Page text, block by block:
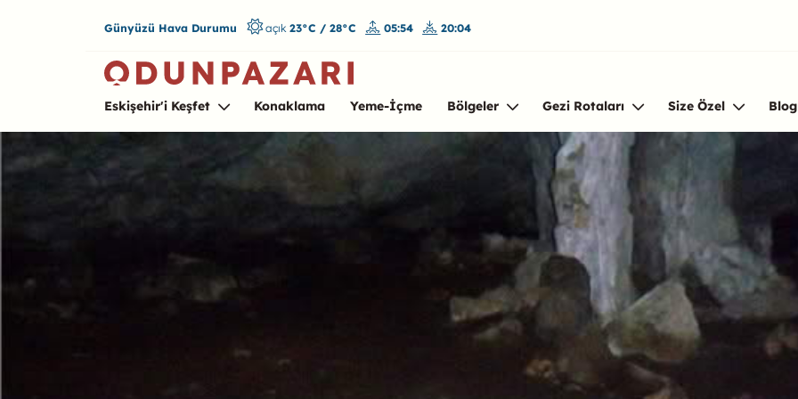
Günyüzü Hava Durumu açık 23°C / 28°C 05:54 20:04
Eskişehir'i Keşfet Konaklama Yeme-İçme Bölgeler Gezi Rotaları Size Özel Blog